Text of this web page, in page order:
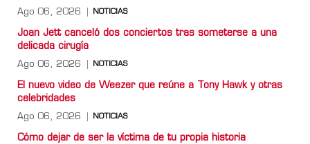
Ago 06, 2026 NOTICIAS
Joan Jett canceló dos conciertos tras someterse a una
delicada cirugía
Ago 06, 2026 NOTICIAS
El nuevo video de Weezer que reúne a Tony Hawk y otras
celebridades
Ago 06, 2026 NOTICIAS
Cómo dejar de ser la víctima de tu propia historia